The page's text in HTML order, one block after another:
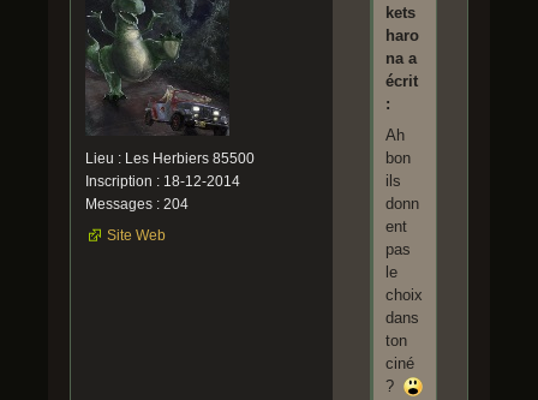
Lieu : Les Herbiers 85500
Inscription : 18-12-2014
Messages : 204
Site Web
kets
haro
na a
écrit
:
Ah
bon
ils
donn
ent
pas
le
choix
dans
ton
ciné
?